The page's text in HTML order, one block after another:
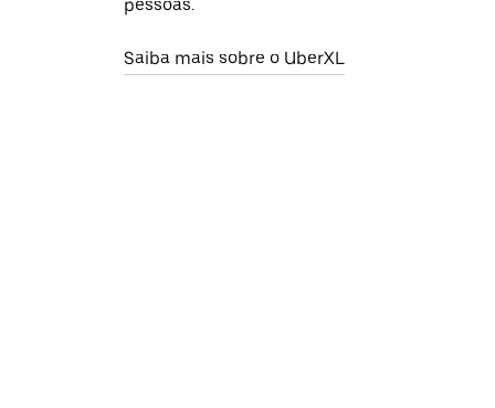
pessoas.
Saiba mais sobre o UberXL